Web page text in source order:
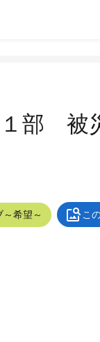
部 被
希望～ こ